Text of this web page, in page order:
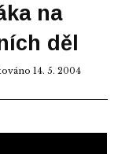
na
děl
14. 5. 2004